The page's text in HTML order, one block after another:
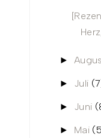
►
► Juli
► Juni
► Mai